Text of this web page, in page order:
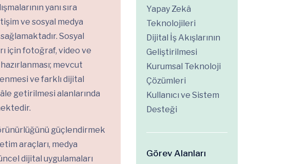
yanı sıra
ve sosyal medya
Sosyal
için fotoğraf, video ve
mevcut
ve farklı dijital
getirilmesi alanlarında
güçlendirmek
araçları, medya
dijital uygulamaları
Yapay Zekâ
Teknolojileri
Dijital İş Akışlarının
Geliştirilmesi
Kurumsal Teknoloji
Çözümleri
Kullanıcı ve Sistem
Desteği
Görev Alanları